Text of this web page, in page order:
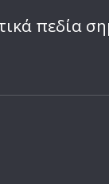
πεδία